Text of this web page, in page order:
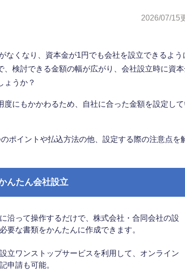
2026/07/15
なくなり、資本金が1円でも会社を設立できるよう
検討できる金額の幅が広がり、会社設立時に資本
ょうか？
にもかかわるため、自社に合った金額を設定して
ポイントや払込方法の他、設定する際の注意点を
んたん会社設立
沿って操作するだけで、株式会社・合同会社の設
要な書類をかんたんに作成できます。
立ワンストップサービスを利用して、オンライン
申請も可能。